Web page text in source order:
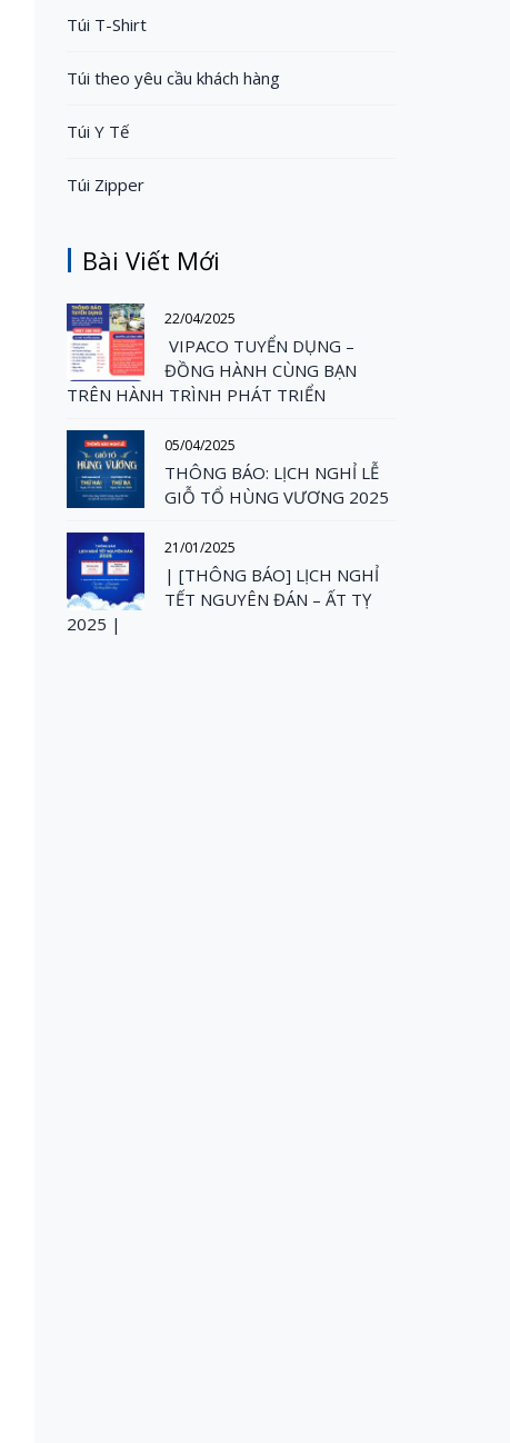
Túi T-Shirt
Túi theo yêu cầu khách hàng
Túi Y Tế
Túi Zipper
Bài Viết Mới
22/04/2025
VIPACO TUYỂN DỤNG –
ĐỒNG HÀNH CÙNG BẠN
TRÊN HÀNH TRÌNH PHÁT TRIỂN
05/04/2025
THÔNG BÁO: LỊCH NGHỈ LỄ
GIỖ TỔ HÙNG VƯƠNG 2025
21/01/2025
| [THÔNG BÁO] LỊCH NGHỈ
TẾT NGUYÊN ĐÁN – ẤT TỴ
2025 |